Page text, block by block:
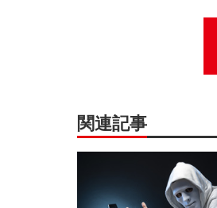
関連記事